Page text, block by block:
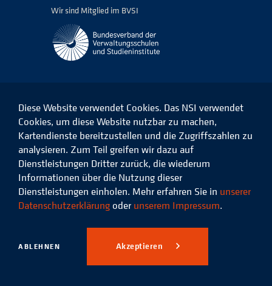
Wir sind Mitglied im BVSI
Das
NSI
Facebook
Das
NSI
auf
LinkedIn
Das
NSI
auf
Instagram
Das
Xing
© 2026 Niedersächsisches
Studieninstitut für kommunale
Verwaltung e.V.
Datenschutz Impressum
Diese Website verwendet Cookies. Das NSI verwendet
Cookies, um diese Website nutzbar zu machen,
Kartendienste bereitzustellen und die Zugriffszahlen zu
analysieren. Zum Teil greifen wir dazu auf
Dienstleistungen Dritter zurück, die wiederum
Informationen über die Nutzung dieser
Dienstleistungen einholen. Mehr erfahren Sie in unserer
Datenschutzerklärung oder unserem Impressum.
ABLEHNEN Akzeptieren